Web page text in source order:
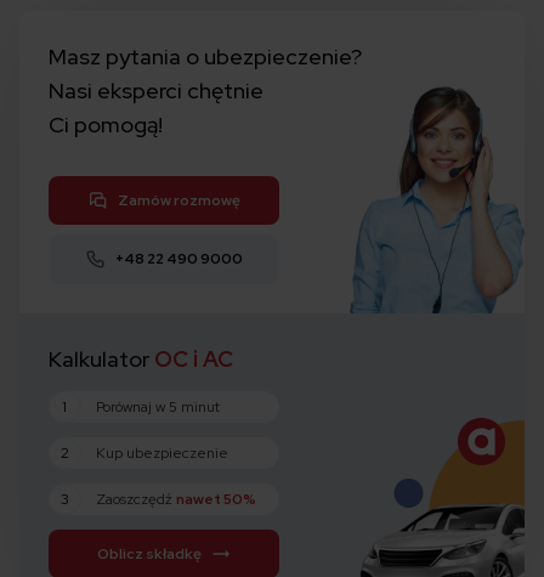
Masz pytania o ubezpieczenie?
Nasi eksperci chętnie
Ci pomogą!
Zamów rozmowę
+48 22 490 9000
Kalkulator OC i AC
1 Porównaj w 5 minut
2 Kup ubezpieczenie
3 Zaoszczędź nawet 50%
Oblicz składkę